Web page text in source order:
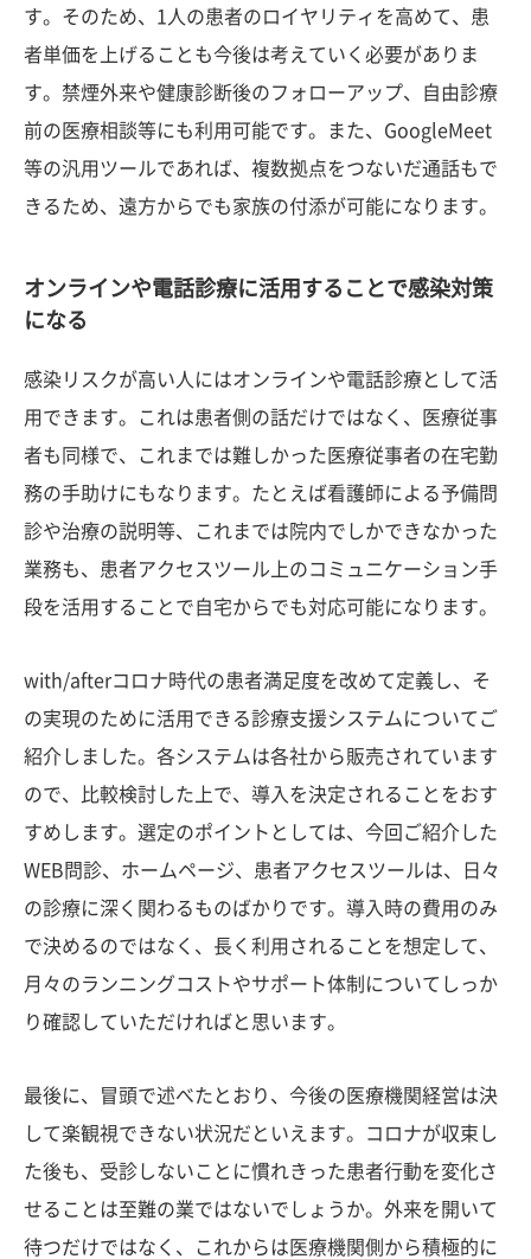
す。そのため、1人の患者のロイヤリティを高めて、患
者単価を上げることも今後は考えていく必要がありま
す。禁煙外来や健康診断後のフォローアップ、自由診療
前の医療相談等にも利用可能です。また、GoogleMeet
等の汎用ツールであれば、複数拠点をつないだ通話もで
きるため、遠方からでも家族の付添が可能になります。
オンラインや電話診療に活用することで感染対策
になる
感染リスクが高い人にはオンラインや電話診療として活
用できます。これは患者側の話だけではなく、医療従事
者も同様で、これまでは難しかった医療従事者の在宅勤
務の手助けにもなります。たとえば看護師による予備問
診や治療の説明等、これまでは院内でしかできなかった
業務も、患者アクセスツール上のコミュニケーション手
段を活用することで自宅からでも対応可能になります。
with/afterコロナ時代の患者満足度を改めて定義し、そ
の実現のために活用できる診療支援システムについてご
紹介しました。各システムは各社から販売されています
ので、比較検討した上で、導入を決定されることをおす
すめします。選定のポイントとしては、今回ご紹介した
WEB問診、ホームページ、患者アクセスツールは、日々
の診療に深く関わるものばかりです。導入時の費用のみ
で決めるのではなく、長く利用されることを想定して、
月々のランニングコストやサポート体制についてしっか
り確認していただければと思います。
最後に、冒頭で述べたとおり、今後の医療機関経営は決
して楽観視できない状況だといえます。コロナが収束し
た後も、受診しないことに慣れきった患者行動を変化さ
せることは至難の業ではないでしょうか。外来を開いて
待つだけではなく、これからは医療機関側から積極的に